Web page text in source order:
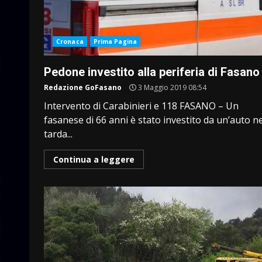
Cronaca Prima Pagina
Pedone investito alla periferia di Fasano
Redazione GoFasano 3 Maggio 2019 08:54
Intervento di Carabinieri e 118 FASANO – Un
fasanese di 66 anni è stato investito da un’auto
tarda...
Continua a leggere